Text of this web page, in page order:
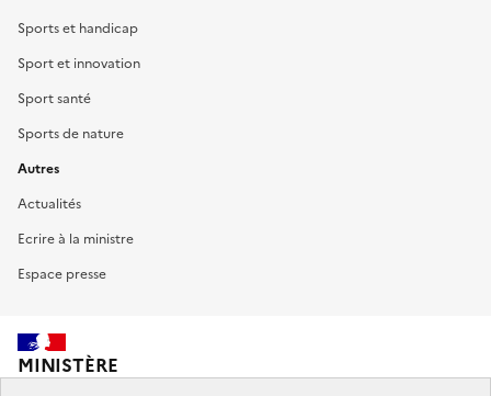
Sports et handicap
Sport et innovation
Sport santé
Sports de nature
Autres
Actualités
Ecrire à la ministre
Espace presse
MINISTÈRE
DES SPORTS,